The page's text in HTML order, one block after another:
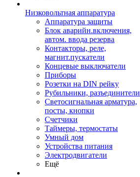
Низковольтная аппаратура
Аппаратура защиты
Блок аварийн.включения,
автом. ввода резерва
Контакторы, реле,
магнит.пускатели
Концевые выключатели
Приборы
Розетки на DIN рейку
Рубильники, разъединители
Светосигнальная арматура,
посты, кнопки
Счетчики
Таймеры, термостаты
Умный дом
Устройства питания
Электродвигатели
Ещё